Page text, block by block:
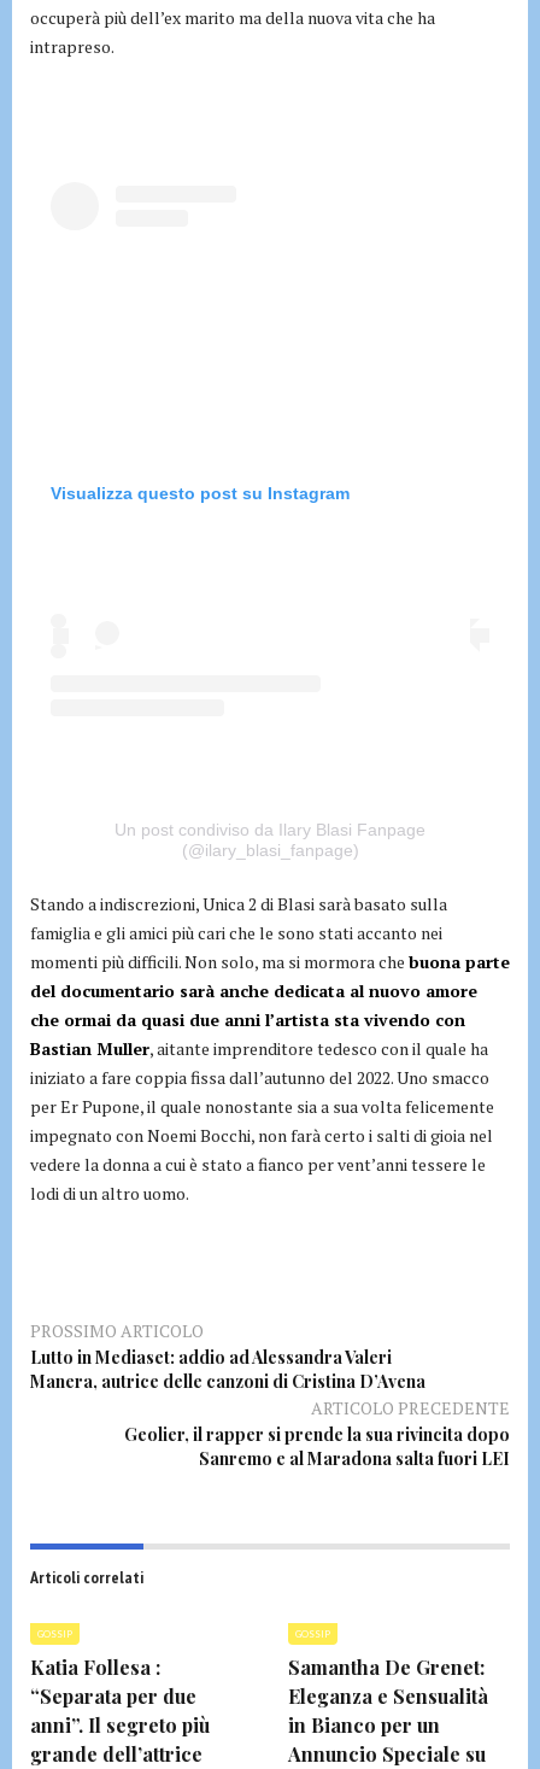
occuperà più dell’ex marito ma della nuova vita che ha
intrapreso.
Visualizza questo post su Instagram
Un post condiviso da Ilary Blasi Fanpage
(@ilary_blasi_fanpage)
Stando a indiscrezioni, Unica 2 di Blasi sarà basato sulla
famiglia e gli amici più cari che le sono stati accanto nei
momenti più difficili. Non solo, ma si mormora che buona parte
del documentario sarà anche dedicata al nuovo amore
che ormai da quasi due anni l’artista sta vivendo con
Bastian Muller, aitante imprenditore tedesco con il quale ha
iniziato a fare coppia fissa dall’autunno del 2022. Uno smacco
per Er Pupone, il quale nonostante sia a sua volta felicemente
impegnato con Noemi Bocchi, non farà certo i salti di gioia nel
vedere la donna a cui è stato a fianco per vent’anni tessere le
lodi di un altro uomo.
PROSSIMO ARTICOLO
Lutto in Mediaset: addio ad Alessandra Valeri
Manera, autrice delle canzoni di Cristina D’Avena
ARTICOLO PRECEDENTE
Geolier, il rapper si prende la sua rivincita dopo
Sanremo e al Maradona salta fuori LEI
Articoli correlati
GOSSIP
Katia Follesa :
“Separata per due
anni”. Il segreto più
grande dell’attrice
GOSSIP
Samantha De Grenet:
Eleganza e Sensualità
in Bianco per un
Annuncio Speciale su